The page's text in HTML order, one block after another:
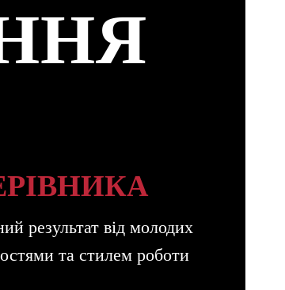
результат від молодих
та стилем роботи